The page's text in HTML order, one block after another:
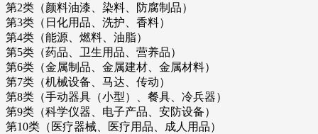
第2类（颜料油漆、染料、防腐制品）
第3类（日化用品、洗护、香料）
第4类（能源、燃料、油脂）
第5类（药品、卫生用品、营养品）
第6类（金属制品、金属建材、金属材料）
第7类（机械设备、马达、传动）
第8类（手动器具（小型）、餐具、冷兵器）
第9类（科学仪器、电子产品、安防设备）
第10类（医疗器械、医疗用品、成人用品）